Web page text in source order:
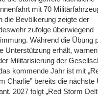
mit 70
die Bevölkerung zeigte der
zufolge überwiegend
Während die Übung
Unterstützung erhält,
Militarisierung der
kommende Jahr ist mit
Charlie” bereits die nächste
2027 folgt „Red Storm